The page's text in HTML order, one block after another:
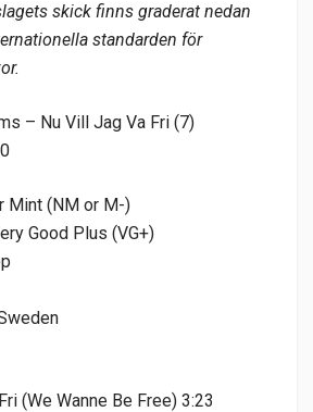
skick finns graderat nedan
standarden för
– Nu Vill Jag Va Fri (7)
Mint (NM or M-)
Good Plus (VG+)
(We Wanne Be Free) 3:23